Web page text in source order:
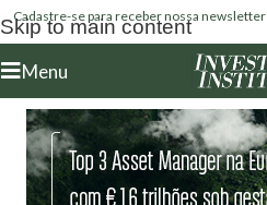
Skip to main content
Cadastre-se para receber nossa newsletter
Menu